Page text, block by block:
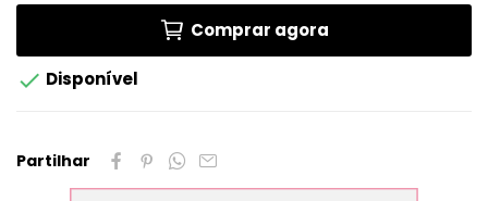
Comprar agora
 Disponível
Partilhar